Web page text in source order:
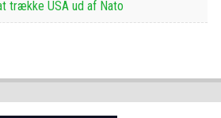
trække USA ud af Nato